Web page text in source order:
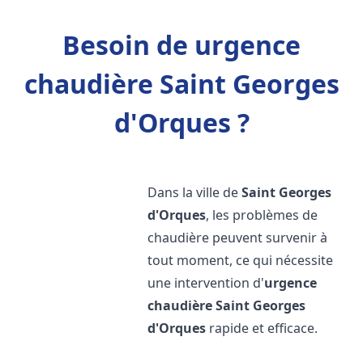
Besoin de urgence
chaudière Saint Georges
d'Orques ?
Dans la ville deSaint Georges
d'Orques, les problèmes de
chaudière peuvent survenir à
tout moment, ce qui nécessite
une intervention d'urgence
chaudièreSaint Georges
d'Orques rapide et efficace.